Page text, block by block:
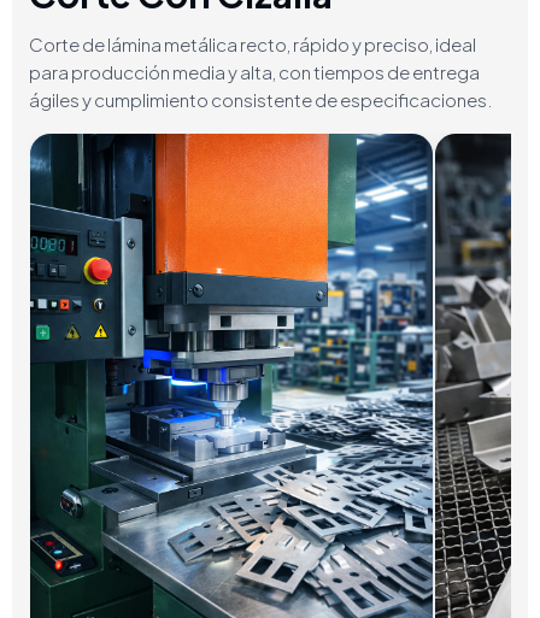
Corte de lámina metálica recto, rápido y preciso, ideal
para producción media y alta, con tiempos de entrega
ágiles y cumplimiento consistente de especificaciones.